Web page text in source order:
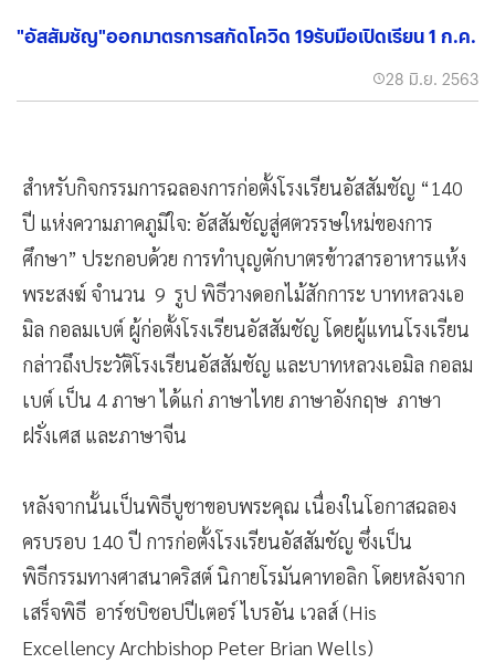
"อัสสัมชัญ"ออกมาตรการสกัดโควิด 19รับมือเปิดเรียน 1 ก.ค.
28 มิ.ย. 2563
สำหรับกิจกรรมการฉลองการก่อตั้งโรงเรียนอัสสัมชัญ “140
ปี แห่งความภาคภูมิใจ: อัสสัมชัญสู่ศตวรรษใหม่ของการ
ศึกษา” ประกอบด้วย การทำบุญตักบาตรข้าวสารอาหารแห้ง
พระสงฆ์ จำนวน 9 รูป พิธีวางดอกไม้สักการะ บาทหลวงเอ
มิล กอลมเบต์ ผู้ก่อตั้งโรงเรียนอัสสัมชัญ โดยผู้แทนโรงเรียน
กล่าวถึงประวัติโรงเรียนอัสสัมชัญ และบาทหลวงเอมิล กอลม
เบต์ เป็น 4 ภาษา ได้แก่ ภาษาไทย ภาษาอังกฤษ ภาษา
ฝรั่งเศส และภาษาจีน
หลังจากนั้นเป็นพิธีบูชาขอบพระคุณ เนื่องในโอกาสฉลอง
ครบรอบ 140 ปี การก่อตั้งโรงเรียนอัสสัมชัญ ซึ่งเป็น
พิธีกรรมทางศาสนาคริสต์ นิกายโรมันคาทอลิก โดยหลังจาก
เสร็จพิธี อาร์ชบิชอปปีเตอร์ ไบรอัน เวลส์ (His
Excellency Archbishop Peter Brian Wells)